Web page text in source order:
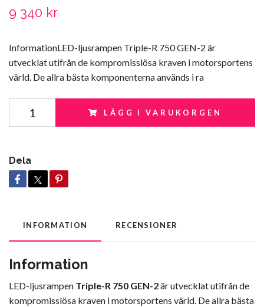
9 340 kr
InformationLED-ljusrampen Triple-R 750 GEN-2 är
utvecklat utifrån de kompromisslösa kraven i motorsportens
värld. De allra bästa komponenterna används i ra
LÄGG I VARUKORGEN
Dela
INFORMATION RECENSIONER
Information
LED-ljusrampen Triple-R 750 GEN-2är utvecklat utifrån de
kompromisslösa kraven i motorsportens värld. De allra bästa